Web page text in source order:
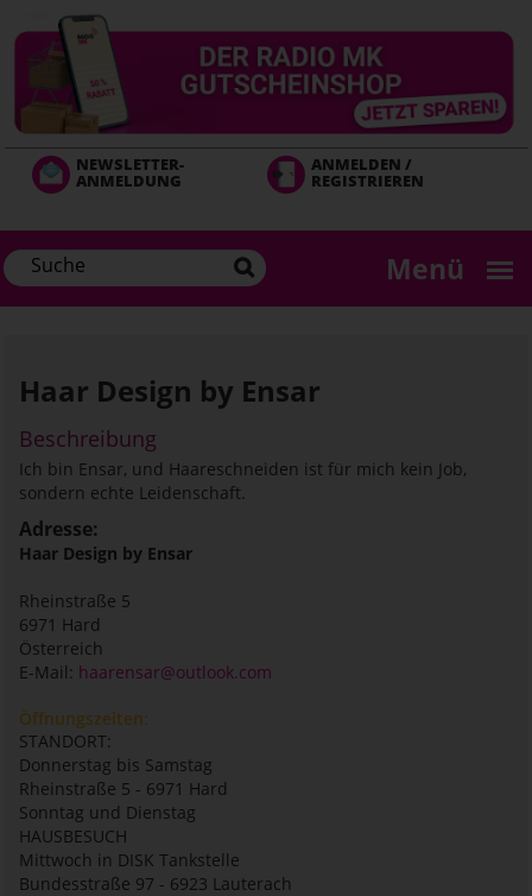
zum
Inhalt
NEWSLETTER-
ANMELDUNG
ANMELDEN /
REGISTRIEREN
Menü
Haar Design by Ensar
Beschreibung
Ich bin Ensar, und Haareschneiden ist für mich kein Job,
sondern echte Leidenschaft.
Adresse:
Haar Design by Ensar
Rheinstraße 5
6971 Hard
Österreich
E-Mail: haarensar@outlook.com
Öffnungszeiten:
STANDORT:
Donnerstag bis Samstag
Rheinstraße 5 - 6971 Hard
Sonntag und Dienstag
HAUSBESUCH
Mittwoch in DISK Tankstelle
Bundesstraße 97 - 6923 Lauterach